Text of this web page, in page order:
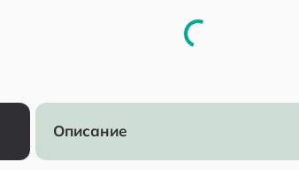
Описание